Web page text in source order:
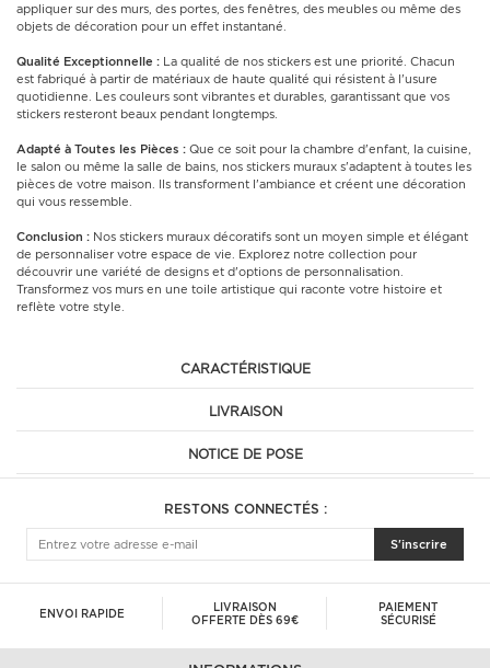
appliquer sur des murs, des portes, des fenêtres, des meubles ou même des
objets de décoration pour un effet instantané.
Qualité Exceptionnelle : La qualité de nos stickers est une priorité. Chacun
est fabriqué à partir de matériaux de haute qualité qui résistent à l'usure
quotidienne. Les couleurs sont vibrantes et durables, garantissant que vos
stickers resteront beaux pendant longtemps.
Adapté à Toutes les Pièces : Que ce soit pour la chambre d'enfant, la cuisine,
le salon ou même la salle de bains, nos stickers muraux s'adaptent à toutes les
pièces de votre maison. Ils transforment l'ambiance et créent une décoration
qui vous ressemble.
Conclusion : Nos stickers muraux décoratifs sont un moyen simple et élégant
de personnaliser votre espace de vie. Explorez notre collection pour
découvrir une variété de designs et d'options de personnalisation.
Transformez vos murs en une toile artistique qui raconte votre histoire et
reflète votre style.
CARACTÉRISTIQUE
LIVRAISON
NOTICE DE POSE
RESTONS CONNECTÉS :
S'inscrire
ENVOI RAPIDE
LIVRAISON
OFFERTE DÈS 69€
PAIEMENT
SÉCURISÉ